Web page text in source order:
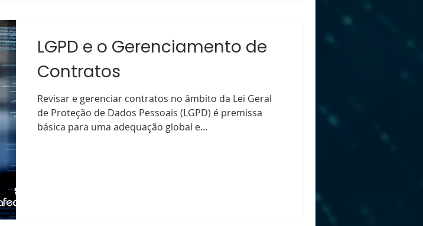
LGPD e o Gerenciamento de
Contratos
Revisar e gerenciar contratos no âmbito da Lei Geral
de Proteção de Dados Pessoais (LGPD) é premissa
básica para uma adequação global e...